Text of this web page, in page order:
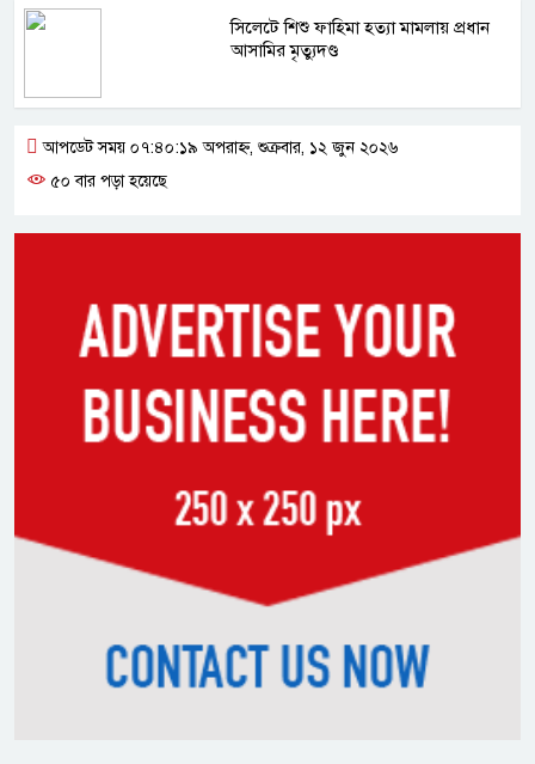
সিলেটে শিশু ফাহিমা হত্যা মামলায় প্রধান
আসামির মৃত্যুদণ্ড
আপডেট সময় ০৭:৪০:১৯ অপরাহ্ন, শুক্রবার, ১২ জুন ২০২৬
৫০ বার পড়া হয়েছে